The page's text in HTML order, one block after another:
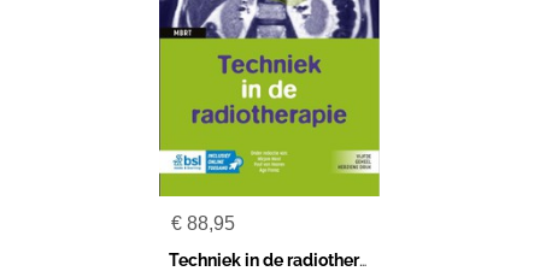
€ 88,95
Techniek in de radiotherapie